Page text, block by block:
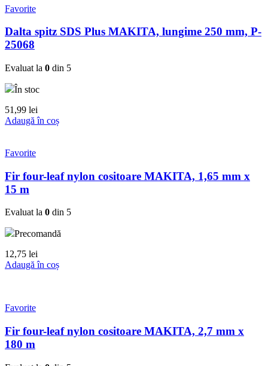
Favorite
Dalta spitz SDS Plus MAKITA, lungime 250 mm, P-
25068
Evaluat la 0 din 5
În stoc
51,99 lei
Adaugă în coș
Favorite
Fir four-leaf nylon cositoare MAKITA, 1,65 mm x
15 m
Evaluat la 0 din 5
Precomandă
12,75 lei
Adaugă în coș
Favorite
Fir four-leaf nylon cositoare MAKITA, 2,7 mm x
180 m